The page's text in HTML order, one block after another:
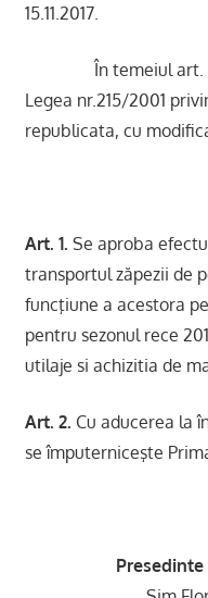
15.11.2017.
În temeiul art. 36
Legea nr.215/2001
republicata, cu
Art. 1. Se aproba
transportul zăpezii de
funcţiune a acestora
pentru sezonul rece
utilaje si achizitia de
Art. 2. Cu aducerea la
se împuterniceşte
Presedinte de